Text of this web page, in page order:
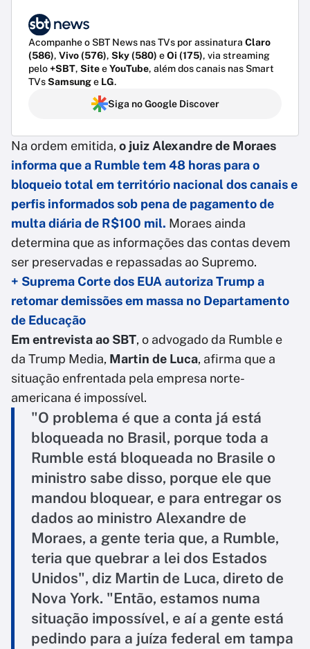
Acompanhe o SBT News nas TVs por assinatura Claro
(586), Vivo (576), Sky (580) eOi (175), via streaming
pelo+SBT, SiteeYouTube, além dos canais nas Smart
TVsSamsunge LG.
Siga no Google Discover
Na ordem emitida, o juiz Alexandre de Moraes
informa que a Rumble tem 48 horas para o
bloqueio total em território nacional dos canais e
perfis informados sob pena de pagamento de
multa diária de R$100 mil. Moraes ainda
determina que as informações das contas devem
ser preservadas e repassadas ao Supremo.
+ Suprema Corte dos EUA autoriza Trump a
retomar demissões em massa no Departamento
de Educação
Em entrevista ao SBT, o advogado da Rumble e
da Trump Media, Martin de Luca, afirma que a
situação enfrentada pela empresa norte-
americana é impossível.
"O problema é que a conta já está
bloqueada no Brasil, porque toda a
Rumble está bloqueada no Brasile o
ministro sabe disso, porque ele que
mandou bloquear, e para entregar os
dados ao ministro Alexandre de
Moraes, a gente teria que, a Rumble,
teria que quebrar a lei dos Estados
Unidos", diz Martin de Luca, direto de
Nova York. "Então, estamos numa
situação impossível, e aí a gente está
pedindo para a juíza federal em tampa